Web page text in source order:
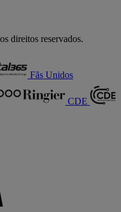
direitos reservados.
Fãs Unidos
CDE